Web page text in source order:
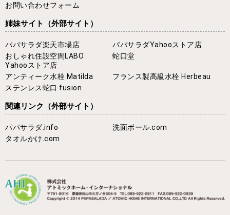
お問い合わせフォーム
姉妹サイト （外部サイト）
パパサラダ楽天市場店
パパサラダYahooストア店
おしゃれ住設空間LABO
Yahooストア店
蛇口堂
アンティーク水栓 Matilda
フランス製高級水栓 Herbeau
ステンレス蛇口 fusion
関連リンク （外部サイト）
パパサラダ.info
洗面ボール.com
タオルかけ.com